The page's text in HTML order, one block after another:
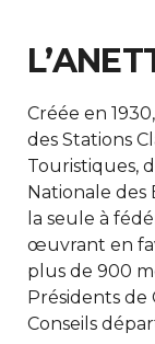
Créée en
des Stations
Touristiques,
Nationale des
la seule à
œuvrant en
plus de 900
Présidents de
Conseils